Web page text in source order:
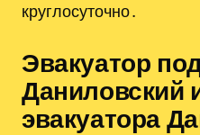
круглосуточно․
Эвакуатор
Даниловский
эвакуатора